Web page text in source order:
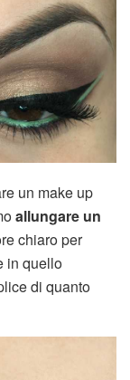
un make up
allungare un
chiaro per
in quello
di quanto